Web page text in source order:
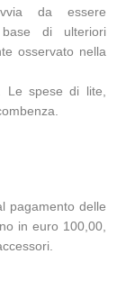
da essere
di ulteriori
osservato nella
Le spese di lite,
pagamento delle
in euro 100,00,